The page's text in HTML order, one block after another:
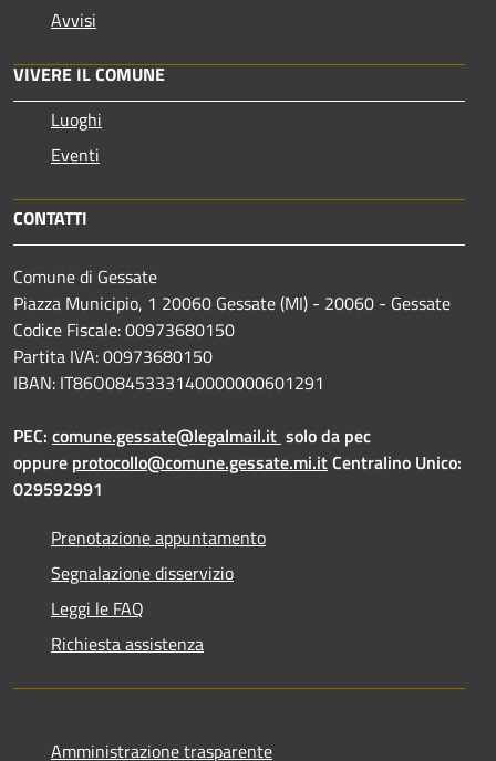
Avvisi
VIVERE IL COMUNE
Luoghi
Eventi
CONTATTI
Comune di Gessate
Piazza Municipio, 1 20060 Gessate (MI) - 20060 - Gessate
Codice Fiscale: 00973680150
Partita IVA: 00973680150
IBAN: IT86O0845333140000000601291
PEC: comune.gessate@legalmail.it solo da pec
oppure protocollo@comune.gessate.mi.itCentralino Unico:
029592991
Prenotazione appuntamento
Segnalazione disservizio
Leggi le FAQ
Richiesta assistenza
Amministrazione trasparente